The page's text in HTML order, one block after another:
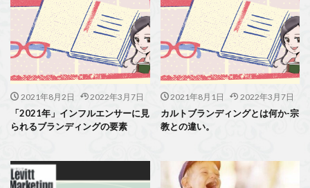
2021年8月2日 2022年3月7日
「2021年」インフルエンサーに見
られるブランディングの要素
2021年8月1日 2022年3月7日
カルトブランディングとは何か-宗
教との違い。